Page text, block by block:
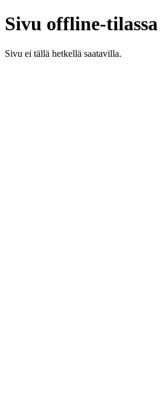
Sivu offline-tilassa
Sivu ei tällä hetkellä saatavilla.